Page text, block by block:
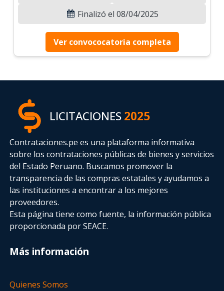
Finalizó el 08/04/2025
Ver convococatoria completa
LICITACIONES2025
Contrataciones.pe es una plataforma informativa
sobre los contrataciones públicas de bienes y servicios
del Estado Peruano. Buscamos promover la
transparencia de las compras estatalesy ayudamos a
las instituciones a encontrar a los mejores
proveedores.
Esta página tiene como fuente, la información pública
proporcionada por SEACE.
Más información
Quienes Somos